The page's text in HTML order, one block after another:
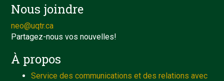
Nous joindre
neo@uqtr.ca
Partagez-nous vos nouvelles!
À propos
Service des communications et des relations avec